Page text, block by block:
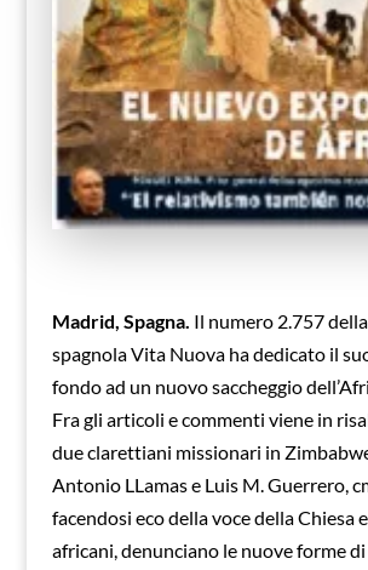
Madrid, Spagna. Il numero 2.757
spagnola Vita Nuova ha dedicato il
fondo ad un nuovo saccheggio
Fra gli articoli e commenti viene in
due clarettiani missionari in
Antonio LLamas e Luis M. Guerrero,
facendosi eco della voce della Chiesa
africani, denunciano le nuove forme